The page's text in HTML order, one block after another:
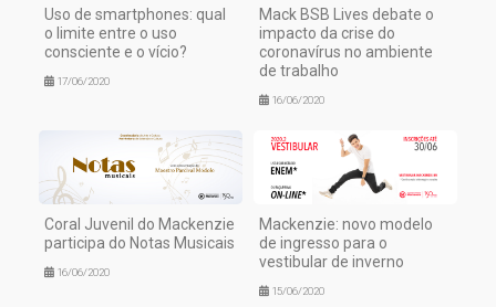
Uso de smartphones: qual
o limite entre o uso
consciente e o vício?
17/06/2020
Mack BSB Lives debate o
impacto da crise do
coronavírus no ambiente
de trabalho
16/06/2020
Coral Juvenil do Mackenzie
participa do Notas Musicais
16/06/2020
Mackenzie: novo modelo
de ingresso para o
vestibular de inverno
15/06/2020